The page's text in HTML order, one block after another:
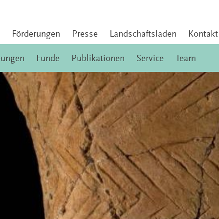
Förderungen Presse Landschaftsladen Kontakt
Funde Publikationen Service Team